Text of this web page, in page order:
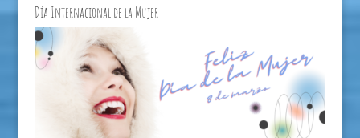
Día Internacional de la Mujer